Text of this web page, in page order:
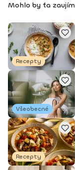
Mohlo by ťa
Recepty
Všeobecné
Recepty